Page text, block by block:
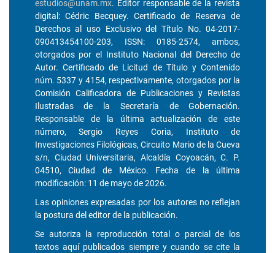
estudios@unam.mx. Editor responsable de la revista
digital: Cédric Becquey. Certificado de Reserva de
Derechos al uso Exclusivo del Título No. 04-2017-
090413454100-203, ISSN: 0185-2574, ambos,
otorgados por el Instituto Nacional del Derecho de
Autor. Certificado de Licitud de Título y Contenido
núm. 5337 y 4154, respectivamente, otorgados por la
Comisión Calificadora de Publicaciones y Revistas
Ilustradas de la Secretaría de Gobernación.
Responsable de la última actualización de este
número, Sergio Reyes Coria, Instituto de
Investigaciones Filológicas, Circuito Mario de la Cueva
s/n, Ciudad Universitaria, Alcaldía Coyoacán, C. P.
04510, Ciudad de México. Fecha de la última
modificación: 11 de mayo de 2026.
Las opiniones expresadas por los autores no reflejan
la postura del editor de la publicación.
Se autoriza la reproducción total o parcial de los
textos aquí publicados siempre y cuando se cite la